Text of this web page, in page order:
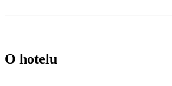
O hotelu